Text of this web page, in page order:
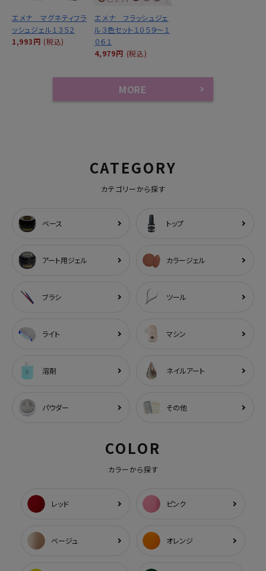
エメナ マグネティフラ
ッシュジェル１３５２
1,993円 (税込)
エメナ フラッシュジェ
ル３色セット１０５９～１
０６１
4,979円 (税込)
MORE
CATEGORY
カテゴリーから探す
ベース トップ
アート用ジェル カラージェル
ブラシ ツール
ライト マシン
溶剤 ネイルアート
パウダー その他
COLOR
カラーから探す
レッド ピンク
ベージュ オレンジ